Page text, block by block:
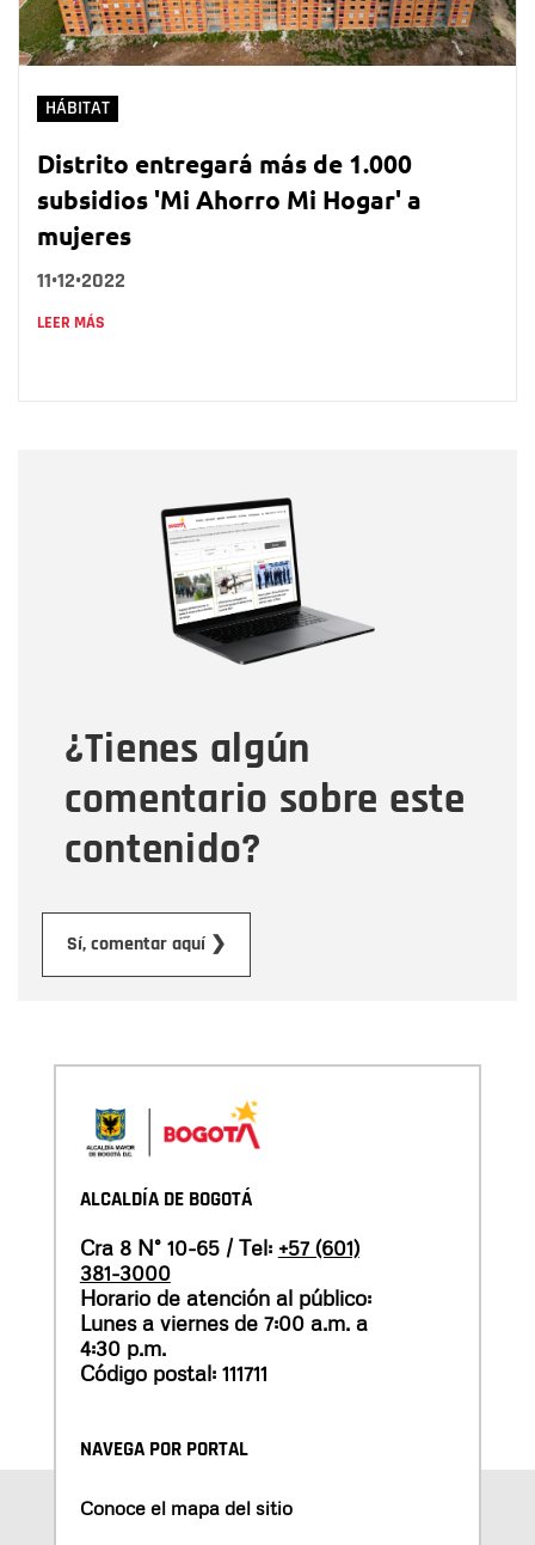
HÁBITAT
Distrito entregará más de 1.000
subsidios 'Mi Ahorro Mi Hogar' a
mujeres
11•12•2022
LEER MÁS
¿Tienes algún
comentario sobre este
contenido?
Sí, comentar aquí ❯
Correo electrónico
Tipo de comentario
Mensaje
ALCALDÍA DE BOGOTÁ
Cra 8 N° 10-65 / Tel: +57 (601)
381-3000
Horario de atención al público:
Lunes a viernes de 7:00 a.m. a
4:30 p.m.
Código postal: 111711
NAVEGA POR PORTAL
Conoce el mapa del sitio